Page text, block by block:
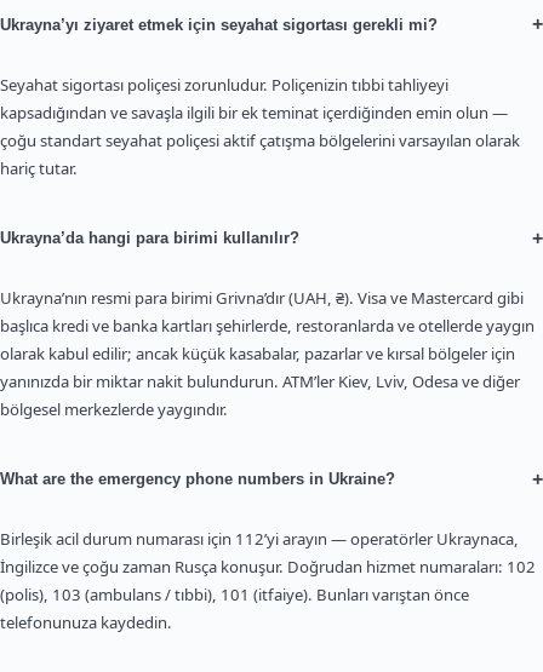
Ukrayna’yı ziyaret etmek için seyahat sigortası gerekli mi? +
Seyahat sigortası poliçesi zorunludur. Poliçenizin tıbbi tahliyeyi
kapsadığından ve savaşla ilgili bir ek teminat içerdiğinden emin olun —
çoğu standart seyahat poliçesi aktif çatışma bölgelerini varsayılan olarak
hariç tutar.
Ukrayna’da hangi para birimi kullanılır? +
Ukrayna’nın resmi para birimi Grivna’dır (UAH, ₴). Visa ve Mastercard gibi
başlıca kredi ve banka kartları şehirlerde, restoranlarda ve otellerde yaygın
olarak kabul edilir; ancak küçük kasabalar, pazarlar ve kırsal bölgeler için
yanınızda bir miktar nakit bulundurun. ATM’ler Kiev, Lviv, Odesa ve diğer
bölgesel merkezlerde yaygındır.
What are the emergency phone numbers in Ukraine? +
Birleşik acil durum numarası için 112’yi arayın — operatörler Ukraynaca,
İngilizce ve çoğu zaman Rusça konuşur. Doğrudan hizmet numaraları: 102
(polis), 103 (ambulans / tıbbi), 101 (itfaiye). Bunları varıştan önce
telefonunuza kaydedin.